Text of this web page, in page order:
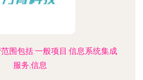
围包括:一般项目:信息系统集成
服务;信息